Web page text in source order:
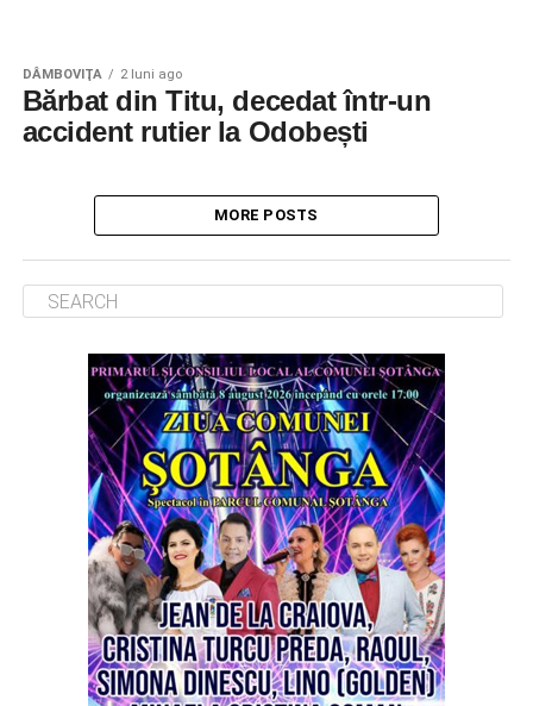
DÂMBOVIŢA 2 luni ago
Bărbat din Titu, decedat într-un
accident rutier la Odobești
MORE POSTS